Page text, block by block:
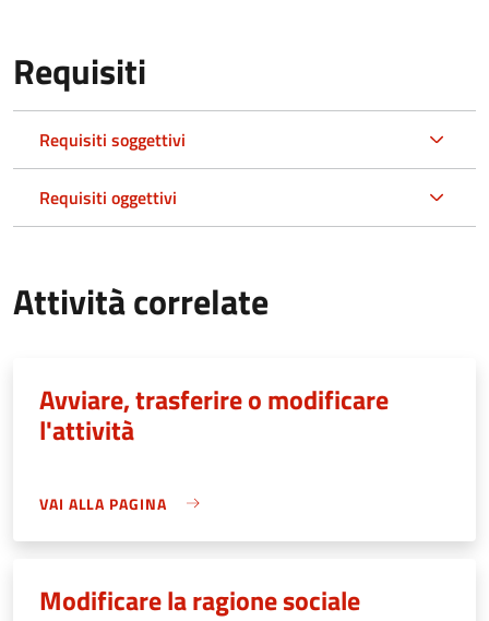
Requisiti
Requisiti soggettivi
Requisiti oggettivi
Attività correlate
Avviare, trasferire o modificare
l'attività
VAI ALLA PAGINA
Modificare la ragione sociale